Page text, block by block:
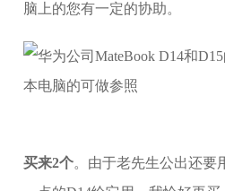
脑上的您有一定的协助。
买来2个。由于老先生公出还要